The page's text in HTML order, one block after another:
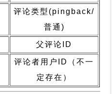
评论类型(pingback/
普通)
父评论ID
评论者用户ID（不一
定存在）